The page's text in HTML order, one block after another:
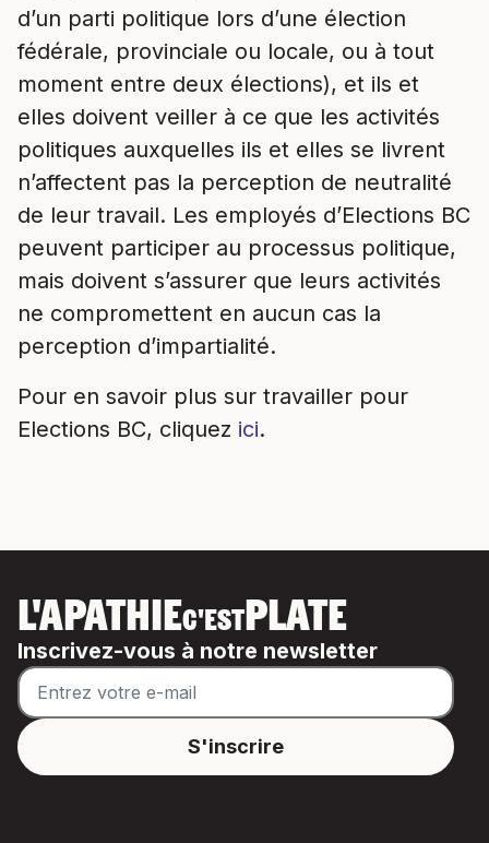
d’un parti politique lors d’une élection
fédérale, provinciale ou locale, ou à tout
moment entre deux élections), et ils et
elles doivent veiller à ce que les activités
politiques auxquelles ils et elles se livrent
n’affectent pas la perception de neutralité
de leur travail. Les employés d’Elections BC
peuvent participer au processus politique,
mais doivent s’assurer que leurs activités
ne compromettent en aucun cas la
perception d’impartialité.
Pour en savoir plus sur travailler pour
Elections BC, cliquez ici.
L'APATHIEC'ESTPLATE
Inscrivez-vous à notre newsletter